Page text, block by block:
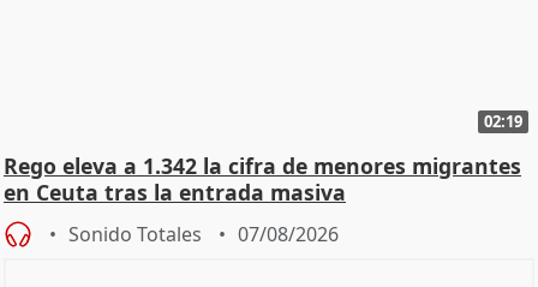
02:19
Rego eleva a 1.342 la cifra de menores migrantes
en Ceuta tras la entrada masiva
Sonido Totales 07/08/2026